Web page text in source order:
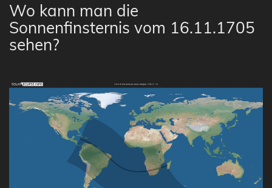
Wo kann man die
Sonnenfinsternis vom 16.11.1705
sehen?